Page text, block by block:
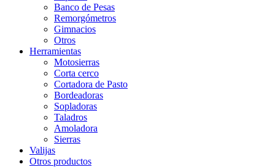
Banco de Pesas
Remorgómetros
Gimnacios
Otros
Herramientas
Motosierras
Corta cerco
Cortadora de Pasto
Bordeadoras
Sopladoras
Taladros
Amoladora
Sierras
Valijas
Otros productos